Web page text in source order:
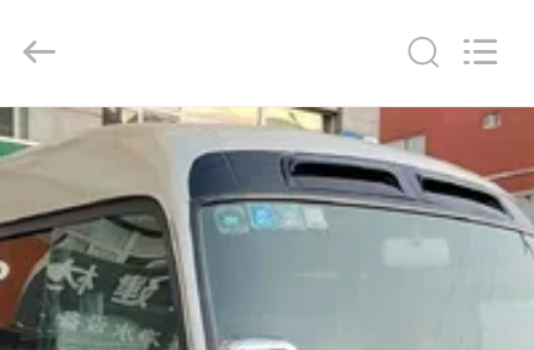
HAUS
PRODUKTE
ÜBER
UNS
LTD..